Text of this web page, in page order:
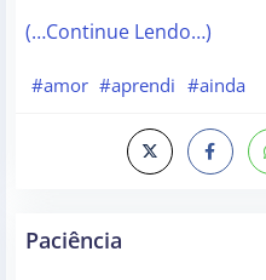
(…Continue Lendo…)
#amor #aprendi #ainda
Paciência